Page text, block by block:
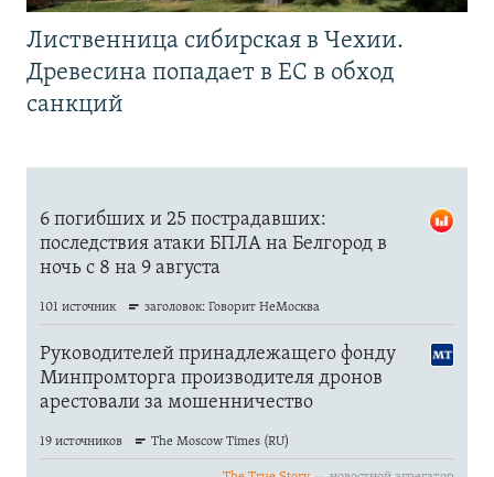
Лиственница сибирская в Чехии.
Древесина попадает в ЕС в обход
санкций